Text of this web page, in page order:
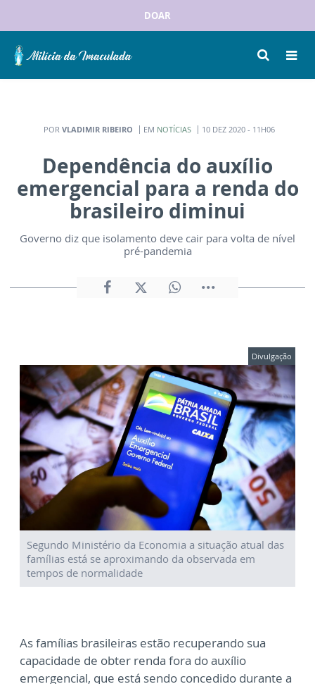
DOAR
POR VLADIMIR RIBEIRO EM NOTÍCIAS 10 DEZ 2020 - 11H06
Dependência do auxílio
emergencial para a renda do
brasileiro diminui
Governo diz que isolamento deve cair para volta de nível
pré-pandemia
Divulgação
Segundo Ministério da Economia a situação atual das
famílias está se aproximando da observada em
tempos de normalidade
As famílias brasileiras estão recuperando sua
capacidade de obter renda fora do auxílio
emergencial, que está sendo concedido durante a